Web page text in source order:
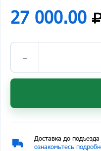
27 000.00
-
Доставка до
ознакомьтесь